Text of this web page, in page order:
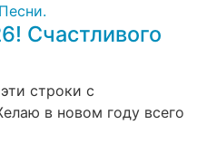
Счастливого
строки с
в новом году всего